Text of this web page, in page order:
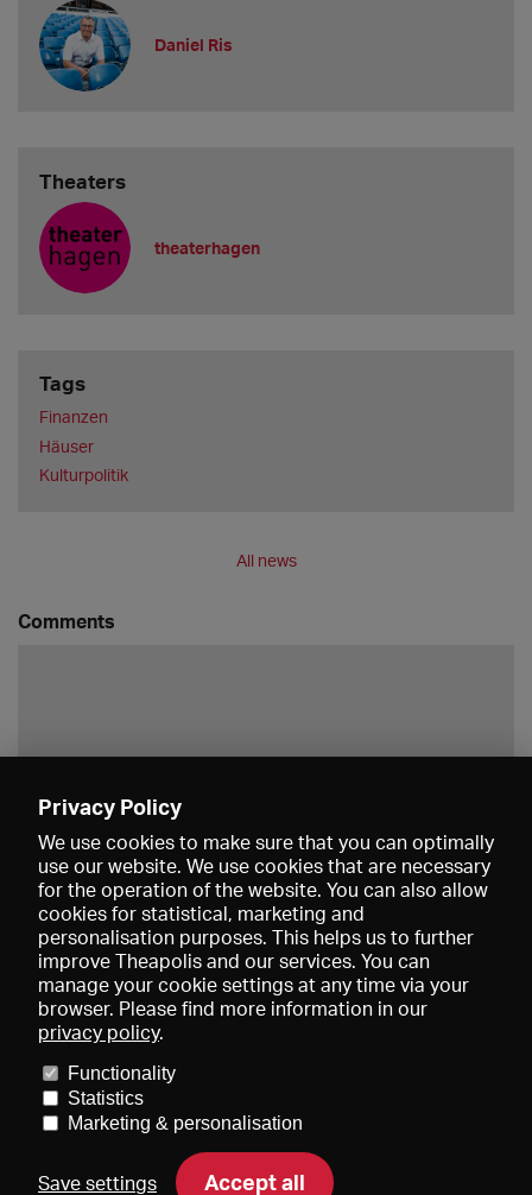
Daniel Ris
Theaters
theaterhagen
Tags
Finanzen
Häuser
Kulturpolitik
All news
Comments
About us
Imprint
Privacy Policy
We use cookies to make sure that you can optimally
use our website. We use cookies that are necessary
for the operation of the website. You can also allow
cookies for statistical, marketing and
personalisation purposes. This helps us to further
improve Theapolis and our services. You can
manage your cookie settings at any time via your
browser. Please find more information in our
privacy policy.
Functionality
Statistics
Marketing & personalisation
Save settings Accept all